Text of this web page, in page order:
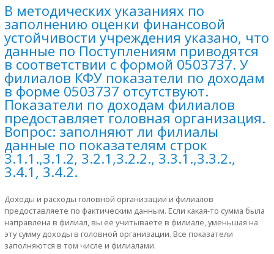
В методических указаниях по
заполнению оценки финансовой
устойчивости учреждения указано, что
данные по Поступлениям приводятся
в соответствии с формой 0503737. У
филиалов КФУ показатели по доходам
в форме 0503737 отсутствуют.
Показатели по доходам филиалов
предоставляет головная организация.
Вопрос: заполняют ли филиалы
данные по показателям строк
3.1.1.,3.1.2, 3.2.1,3.2.2., 3.3.1.,3.3.2.,
3.4.1, 3.4.2.
Доходы и расходы головной организации и филиалов
предоставляете по фактическим данным. Если какая-то сумма была
направлена в филиал, вы ее учитываете в филиале, уменьшая на
эту сумму доходы в головной организации. Все показатели
заполняются в том числе и филиалами.